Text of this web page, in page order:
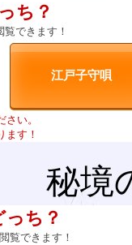
ち？
できます！
い。
ます！
秘境
ち？
覧できます！